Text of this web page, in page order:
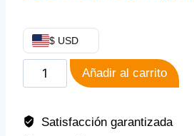
$ USD
Añadir al carrito
Satisfacción garantizada